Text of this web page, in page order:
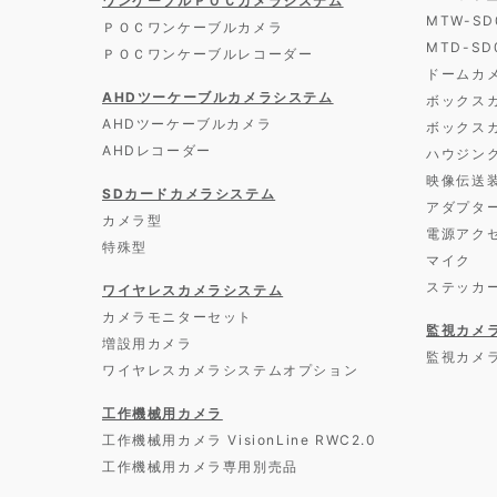
ＰＯＣワンケーブルカメラ
ＰＯＣワンケーブルレコーダー
AHDツーケーブルカメラシステム
AHDツーケーブルカメラ
AHDレコーダー
SDカードカメラシステム
カメラ型
特殊型
ワイヤレスカメラシステム
カメラモニターセット
増設用カメラ
ワイヤレスカメラシステムオプション
工作機械用カメラ
工作機械用カメラ VisionLine RWC2.0
工作機械用カメラ専用別売品
MTW-
MTD-
ドームカ
ボックス
ボックス
ハウジン
映像伝送
アダプタ
電源アク
マイク
ステッカ
監視カメ
監視カメ